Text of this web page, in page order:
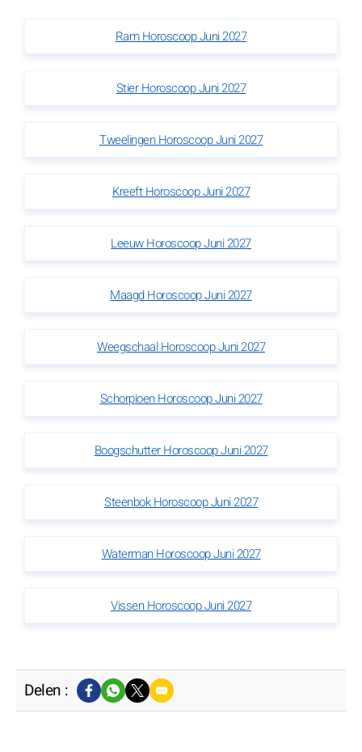
Ram Horoscoop Juni 2027
Stier Horoscoop Juni 2027
Tweelingen Horoscoop Juni 2027
Kreeft Horoscoop Juni 2027
Leeuw Horoscoop Juni 2027
Maagd Horoscoop Juni 2027
Weegschaal Horoscoop Juni 2027
Schorpioen Horoscoop Juni 2027
Boogschutter Horoscoop Juni 2027
Steenbok Horoscoop Juni 2027
Waterman Horoscoop Juni 2027
Vissen Horoscoop Juni 2027
Delen :